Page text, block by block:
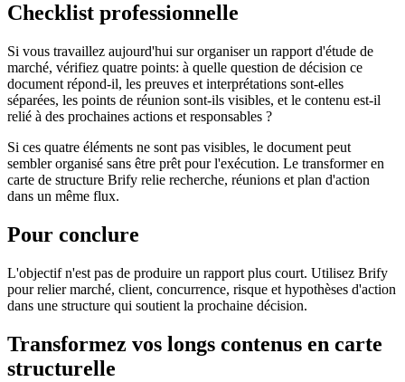
Checklist professionnelle
Si vous travaillez aujourd'hui sur organiser un rapport d'étude de
marché, vérifiez quatre points: à quelle question de décision ce
document répond-il, les preuves et interprétations sont-elles
séparées, les points de réunion sont-ils visibles, et le contenu est-il
relié à des prochaines actions et responsables ?
Si ces quatre éléments ne sont pas visibles, le document peut
sembler organisé sans être prêt pour l'exécution. Le transformer en
carte de structure Brify relie recherche, réunions et plan d'action
dans un même flux.
Pour conclure
L'objectif n'est pas de produire un rapport plus court. Utilisez Brify
pour relier marché, client, concurrence, risque et hypothèses d'action
dans une structure qui soutient la prochaine décision.
Transformez vos longs contenus en carte
structurelle